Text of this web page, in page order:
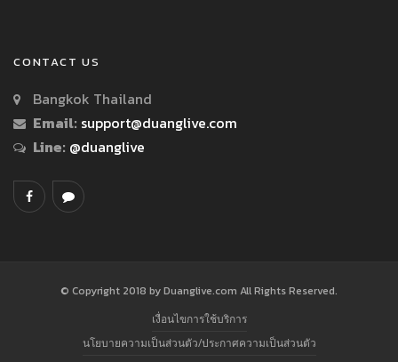
CONTACT US
Bangkok Thailand
Email: support@duanglive.com
Line: @duanglive
© Copyright 2018 by Duanglive.com All Rights Reserved.
เงื่อนไขการใช้บริการ
นโยบายความเป็นส่วนตัว/ประกาศความเป็นส่วนตัว